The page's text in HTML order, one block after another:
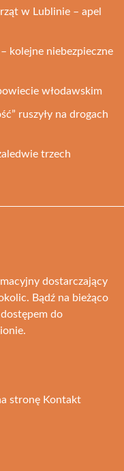
w Lublinie – apel
kolejne niebezpieczne
włodawskim
ruszyły na drogach
trzech
dostarczający
Bądź na bieżąco
do
stronę Kontakt